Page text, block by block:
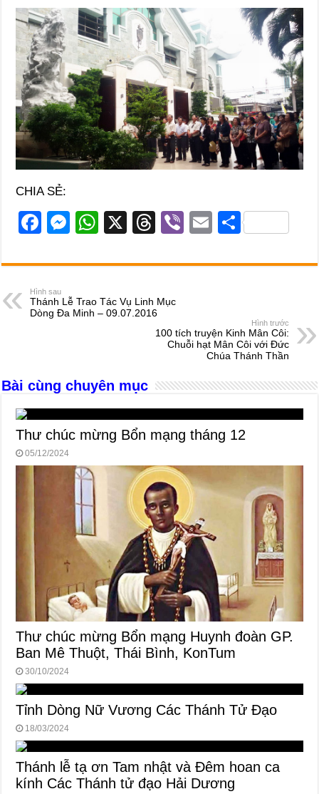
CHIA SẺ:
F
c
e
b
k
M
ss
e
n
W
at
A
X
T
e
d
s
Vi
er
E
ail
S
ar
Hình sau
Thánh Lễ Trao Tác Vụ Linh Mục
Dòng Đa Minh – 09.07.2016
Hình trước
100 tích truyện Kinh Mân Côi:
Chuỗi hạt Mân Côi với Đức
Chúa Thánh Thần
Bài cùng chuyên mục
Thư chúc mừng Bổn mạng tháng 12
05/12/2024
Thư chúc mừng Bổn mạng Huynh đoàn GP.
Ban Mê Thuột, Thái Bình, KonTum
30/10/2024
Tỉnh Dòng Nữ Vương Các Thánh Tử Đạo
18/03/2024
Thánh lễ tạ ơn Tam nhật và Đêm hoan ca
kính Các Thánh tử đạo Hải Dương